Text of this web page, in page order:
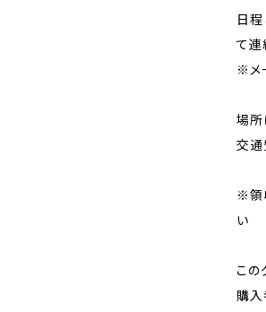
日程
て連
※メ
場所
交通
※領
い
この
購入